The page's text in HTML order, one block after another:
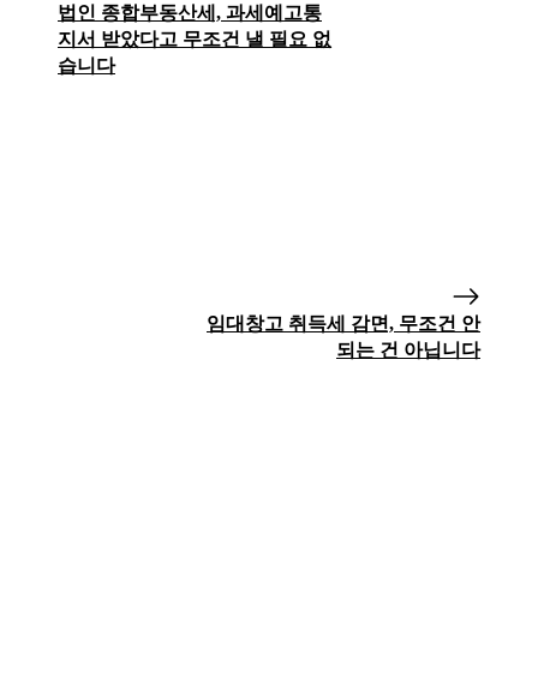
법인 종합부동산세, 과세예고통
지서 받았다고 무조건 낼 필요 없
습니다
임대창고 취득세 감면, 무조건 안
되는 건 아닙니다